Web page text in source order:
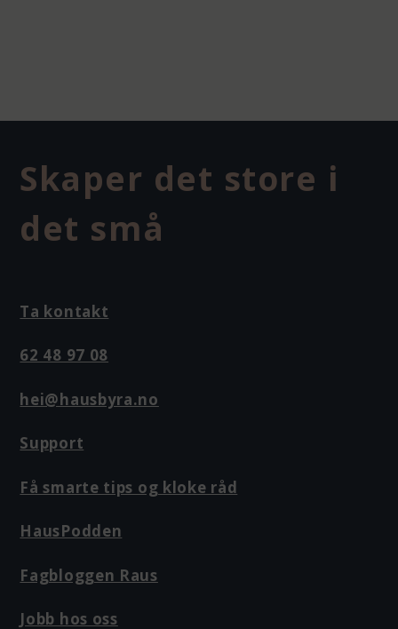
Skaper det store i
det små
Ta kontakt
62 48 97 08
hei@hausbyra.no
Support
Få smarte tips og kloke råd
HausPodden
Fagbloggen Raus
Jobb hos oss